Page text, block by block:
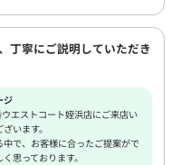
丁寧にご説明していただき
ジ
エストコート姪浜店にご来店い
います。
で、お客様に合ったご提案がで
思っております。